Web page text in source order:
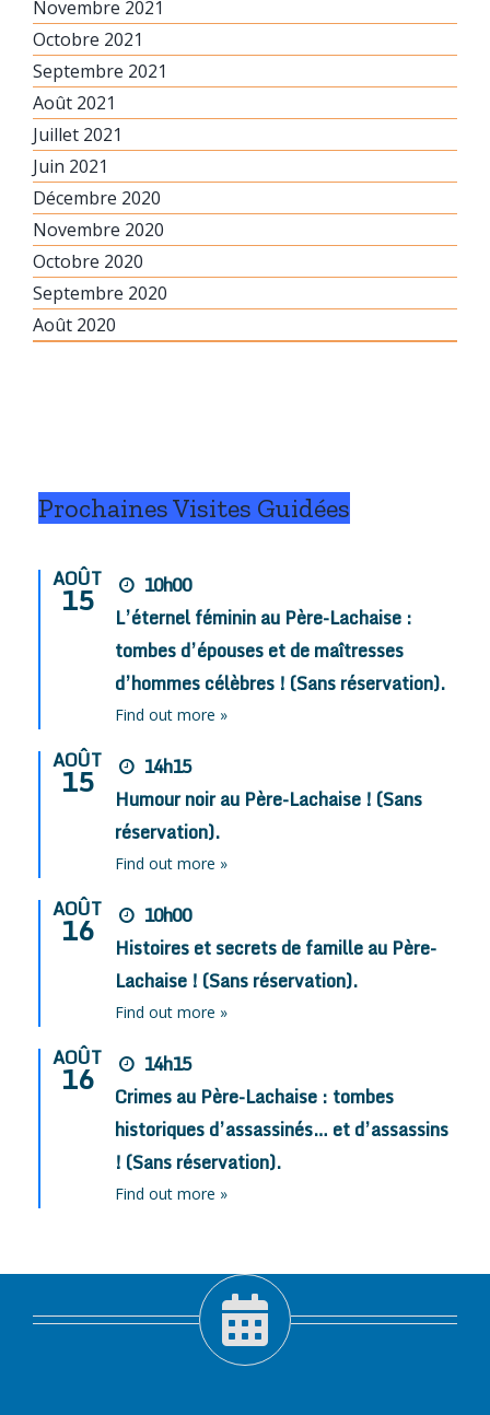
Novembre 2021
Octobre 2021
Septembre 2021
Août 2021
Juillet 2021
Juin 2021
Décembre 2020
Novembre 2020
Octobre 2020
Septembre 2020
Août 2020
Prochaines Visites Guidées
AOÛT
15
10h00
L’éternel féminin au Père-Lachaise :
tombes d’épouses et de maîtresses
d’hommes célèbres ! (Sans réservation).
Find out more »
AOÛT
15
14h15
Humour noir au Père-Lachaise ! (Sans
réservation).
Find out more »
AOÛT
16
10h00
Histoires et secrets de famille au Père-
Lachaise ! (Sans réservation).
Find out more »
AOÛT
16
14h15
Crimes au Père-Lachaise : tombes
historiques d’assassinés… et d’assassins
! (Sans réservation).
Find out more »